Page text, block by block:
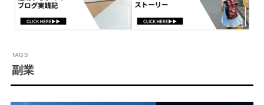
副業